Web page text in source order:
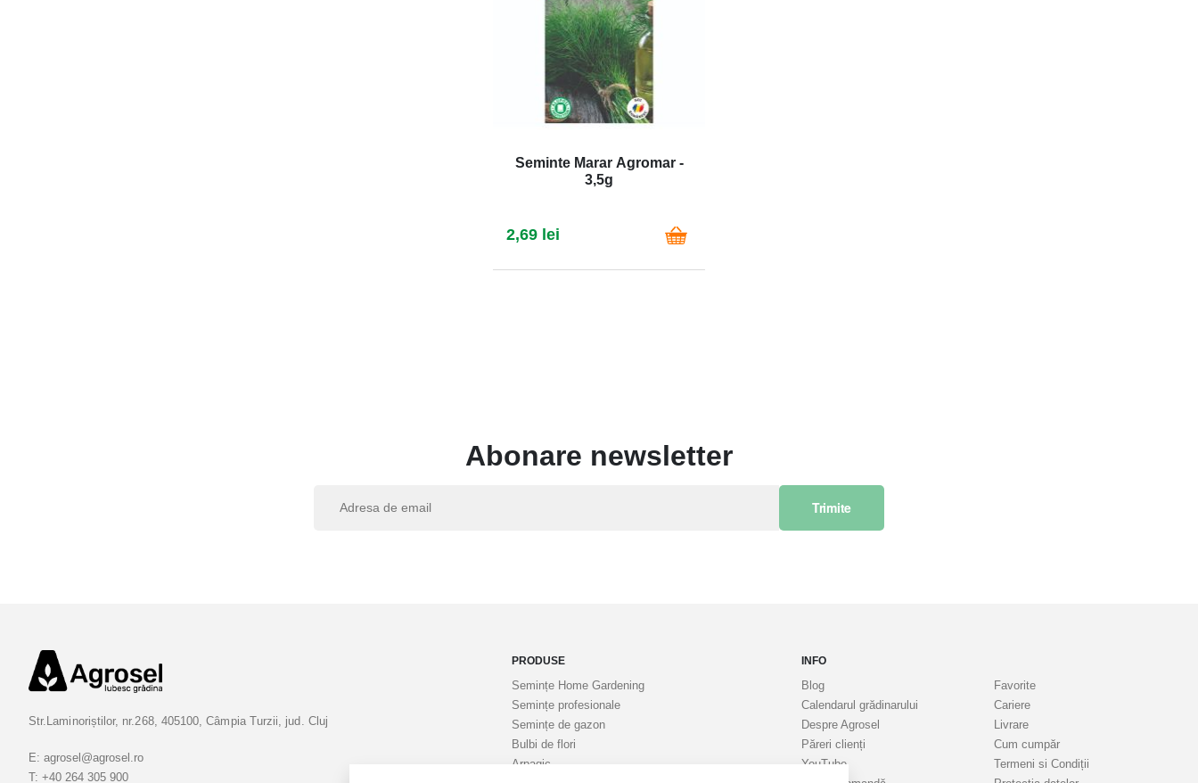
Seminte Marar Agromar -
3,5g
2,69 lei
Abonare newsletter
a
Trimite
Str.Laminoriștilor, nr.268, 405100, Câmpia Turzii, jud. Cluj
E: agrosel@agrosel.ro
T: +40 264 305 900
PRODUSE
Semințe Home Gardening
Semințe profesionale
Semințe de gazon
Bulbi de flori
Arpagic
INFO
Blog
Calendarul grădinarului
Despre Agrosel
Păreri clienți
YouTube
Favorite
Cariere
Livrare
Cum cumpăr
Termeni si Condiții